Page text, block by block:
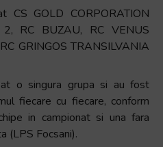
CS GOLD CORPORATION
RC BUZAU, RC VENUS
GRINGOS TRANSILVANIA
o singura grupa si au fost
fiecare cu fiecare, conform
in campionat si una fara
(LPS Focsani).